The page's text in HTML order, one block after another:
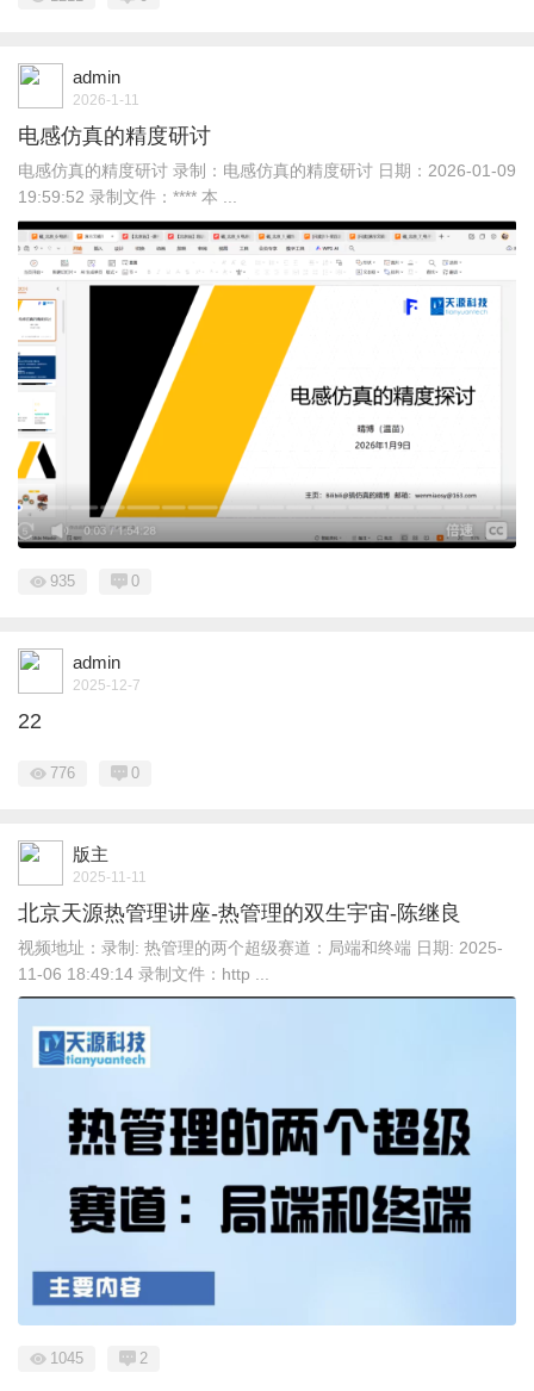
admin
2026-1-11
电感仿真的精度研讨
电感仿真的精度研讨 录制：电感仿真的精度研讨 日期：2026-01-09
19:59:52 录制文件：**** 本 ...
935 0
admin
2025-12-7
22
776 0
版主
2025-11-11
北京天源热管理讲座-热管理的双生宇宙-陈继良
视频地址：录制: 热管理的两个超级赛道：局端和终端 日期: 2025-
11-06 18:49:14 录制文件：http ...
1045 2